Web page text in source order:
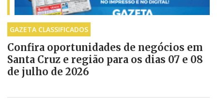
GAZETA CLASSIFICADOS
Confira oportunidades de negócios em
Santa Cruz e região para os dias 07 e 08
de julho de 2026